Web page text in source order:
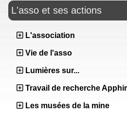
L'asso et ses actions
L'association
Vie de l'asso
Lumières sur...
Travail de recherche
Les musées de la mine